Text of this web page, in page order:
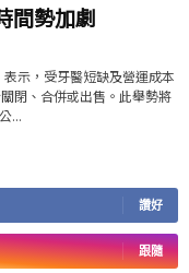
間勢加劇
示，受牙醫短缺及營運成本
閉、合併或出售。此舉勢將
...
讚好
跟隨